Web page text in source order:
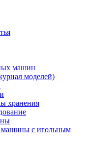
машин
моделей)
хранения
с игольным